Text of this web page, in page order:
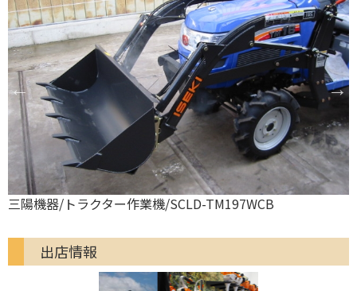
三陽機器/トラクター作業機/SCLD-TM197WCB
出店情報